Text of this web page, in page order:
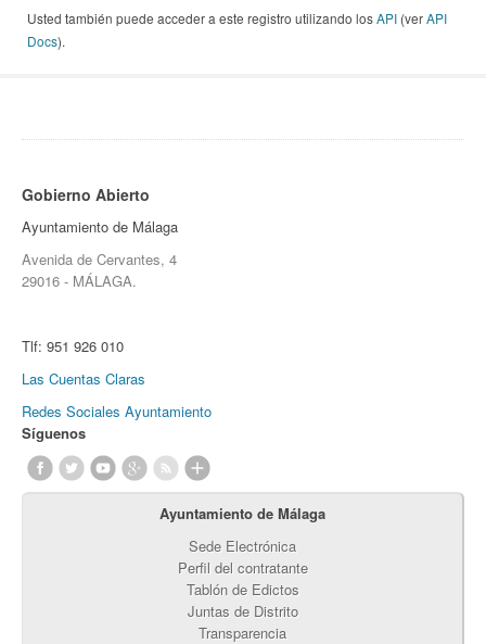
Usted también puede acceder a este registro utilizando losAPI (verAPI
Docs).
Gobierno Abierto
Ayuntamiento de Málaga
Avenida de Cervantes, 4
29016 - MÁLAGA.
Tlf: 951 926 010
Las Cuentas Claras
Redes Sociales Ayuntamiento
Síguenos
Ayuntamiento de Málaga
Sede Electrónica
Perfil del contratante
Tablón de Edictos
Juntas de Distrito
Transparencia